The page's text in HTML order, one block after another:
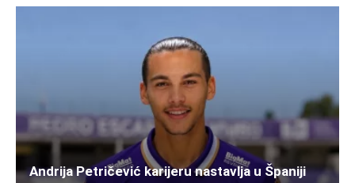
Andrija Petričević karijeru nastavlja u Španiji